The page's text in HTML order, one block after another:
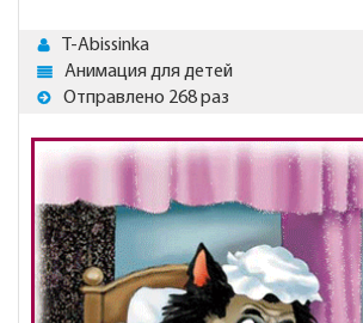
T-Abissinka
Анимация для детей
Отправлено 268 раз